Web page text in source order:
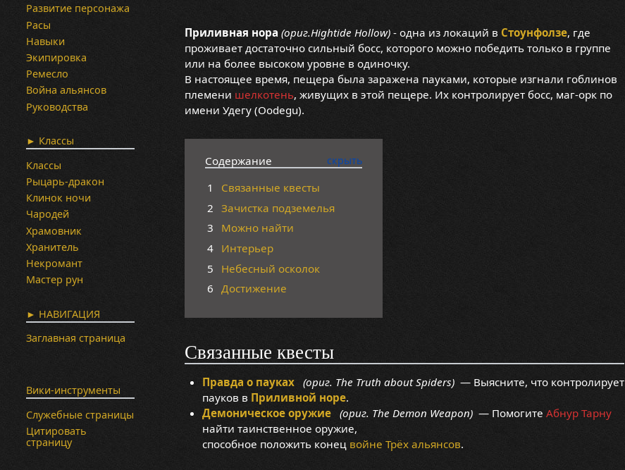
Приливная нора (ориг.Hightide Hollow) - одна из локаций в Стоунфолзе, где
проживает достаточно сильный босс, которого можно победить только в группе
или на более высоком уровне в одиночку.
В настоящее время, пещера была заражена пауками, которые изгнали гоблинов
племени шелкотень, живущих в этой пещере. Их контролирует босс, маг-орк по
имени Удегу (Oodegu).
Содержание
1
Связанные квесты
2
Зачистка подземелья
3
Можно найти
4 Интерьер
5
Небесный осколок
6
Достижение
Связанные квесты
Правда о пауках (ориг. The Truth about Spiders)— Выясните, что контролирует
пауков в Приливной норе.
Демоническое оружие
(ориг. The Demon Weapon)— Помогите Абнур Тарну
найти таинственное оружие,
способное положить конец войне Трёх альянсов.
Развитие персонажа
Расы
Навыки
Экипировка
Ремесло
Война альянсов
Руководства
► Классы
Классы
Рыцарь-дракон
Клинок ночи
Чародей
Храмовник
Хранитель
Некромант
Мастер рун
► НАВИГАЦИЯ
Заглавная страница
Вики-инструменты
Служебные страницы
Цитировать
страницу